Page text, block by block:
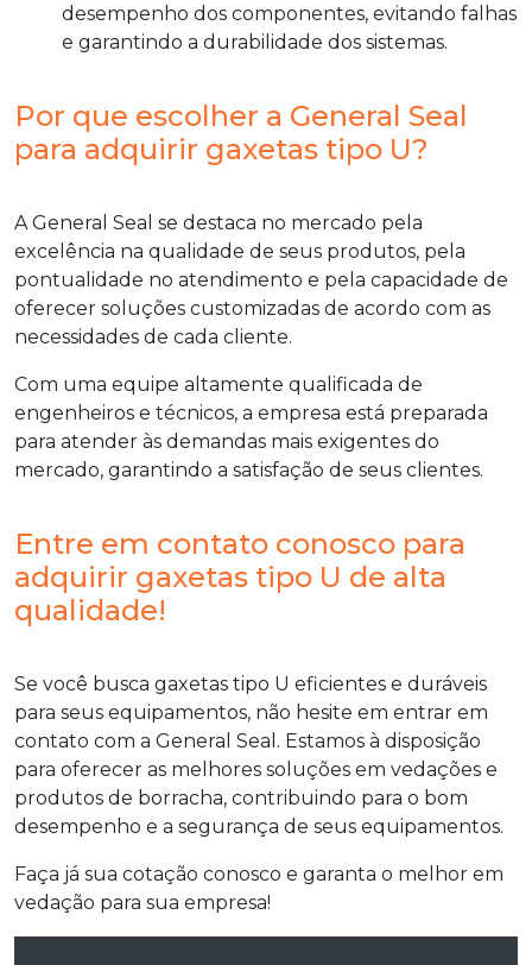
desempenho dos componentes, evitando falhas
e garantindo a durabilidade dos sistemas.
Por que escolher a General Seal
para adquirir gaxetas tipo U?
A General Seal se destaca no mercado pela
excelência na qualidade de seus produtos, pela
pontualidade no atendimento e pela capacidade de
oferecer soluções customizadas de acordo com as
necessidades de cada cliente.
Com uma equipe altamente qualificada de
engenheiros e técnicos, a empresa está preparada
para atender às demandas mais exigentes do
mercado, garantindo a satisfação de seus clientes.
Entre em contato conosco para
adquirir gaxetas tipo U de alta
qualidade!
Se você busca gaxetas tipo U eficientes e duráveis
para seus equipamentos, não hesite em entrar em
contato com a General Seal. Estamos à disposição
para oferecer as melhores soluções em vedações e
produtos de borracha, contribuindo para o bom
desempenho e a segurança de seus equipamentos.
Faça já sua cotação conosco e garanta o melhor em
vedação para sua empresa!